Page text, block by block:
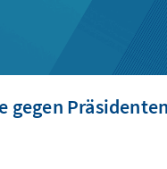
gegen